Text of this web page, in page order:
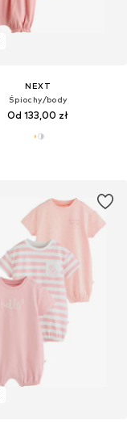
NEXT
Śpiochy/body
Od 133,00 zł